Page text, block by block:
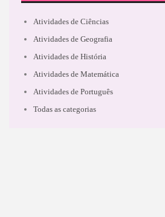
Atividades de Ciências
Atividades de Geografia
Atividades de História
Atividades de Matemática
Atividades de Português
Todas as categorias